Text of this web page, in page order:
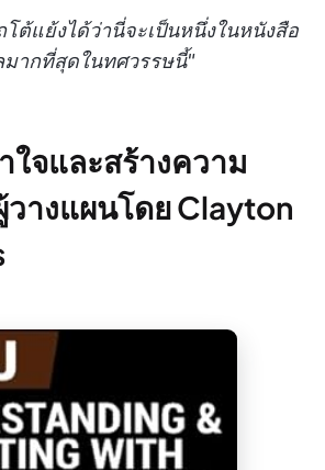
ต้แย้งได้ว่านี่จะเป็นหนึ่งในหนังสือ
ากที่สุดในทศวรรษนี้"
ใจและสร้างความ
างแผนโดย Clayton